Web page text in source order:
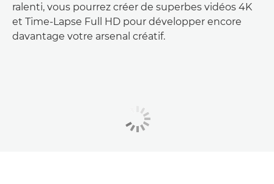
ralenti, vous pourrez créer de superbes vidéos 4K
et Time-Lapse Full HD pour développer encore
davantage votre arsenal créatif.